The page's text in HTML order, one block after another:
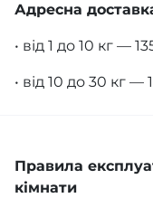
Адресна
• від 1 до 10 кг —
• від 10 до 30 кг —
Правила
кімнати